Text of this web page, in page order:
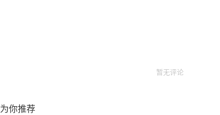
暂无评论
为你推荐